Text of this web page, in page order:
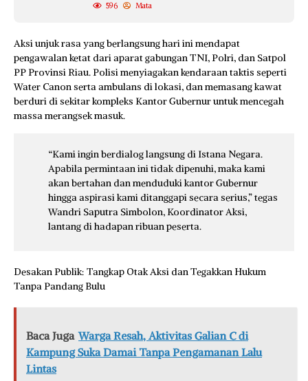
596 Mata
Aksi unjuk rasa yang berlangsung hari ini mendapat
pengawalan ketat dari aparat gabungan TNI, Polri, dan Satpol
PP Provinsi Riau. Polisi menyiagakan kendaraan taktis seperti
Water Canon serta ambulans di lokasi, dan memasang kawat
berduri di sekitar kompleks Kantor Gubernur untuk mencegah
massa merangsek masuk.
“Kami ingin berdialog langsung di Istana Negara.
Apabila permintaan ini tidak dipenuhi, maka kami
akan bertahan dan menduduki kantor Gubernur
hingga aspirasi kami ditanggapi secara serius,” tegas
Wandri Saputra Simbolon, Koordinator Aksi,
lantang di hadapan ribuan peserta.
Desakan Publik: Tangkap Otak Aksi dan Tegakkan Hukum
Tanpa Pandang Bulu
Baca Juga Warga Resah, Aktivitas Galian C di
Kampung Suka Damai Tanpa Pengamanan Lalu
Lintas